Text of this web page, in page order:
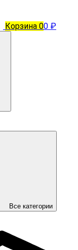
Корзина 00 ₽
Все категории